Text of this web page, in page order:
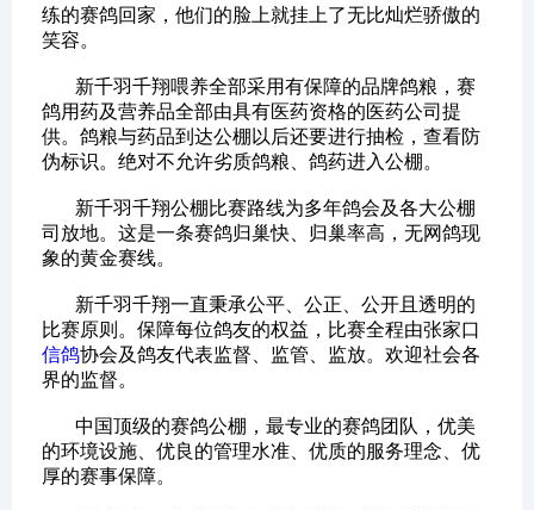
练的赛鸽回家，他们的脸上就挂上了无比灿烂骄傲的
笑容。
新千羽千翔喂养全部采用有保障的品牌鸽粮，赛
鸽用药及营养品全部由具有医药资格的医药公司提
供。鸽粮与药品到达公棚以后还要进行抽检，查看防
伪标识。绝对不允许劣质鸽粮、鸽药进入公棚。
新千羽千翔公棚比赛路线为多年鸽会及各大公棚
司放地。这是一条赛鸽归巢快、归巢率高，无网鸽现
象的黄金赛线。
新千羽千翔一直秉承公平、公正、公开且透明的
比赛原则。保障每位鸽友的权益，比赛全程由张家口
信鸽协会及鸽友代表监督、监管、监放。欢迎社会各
界的监督。
中国顶级的赛鸽公棚，最专业的赛鸽团队，优美
的环境设施、优良的管理水准、优质的服务理念、优
厚的赛事保障。